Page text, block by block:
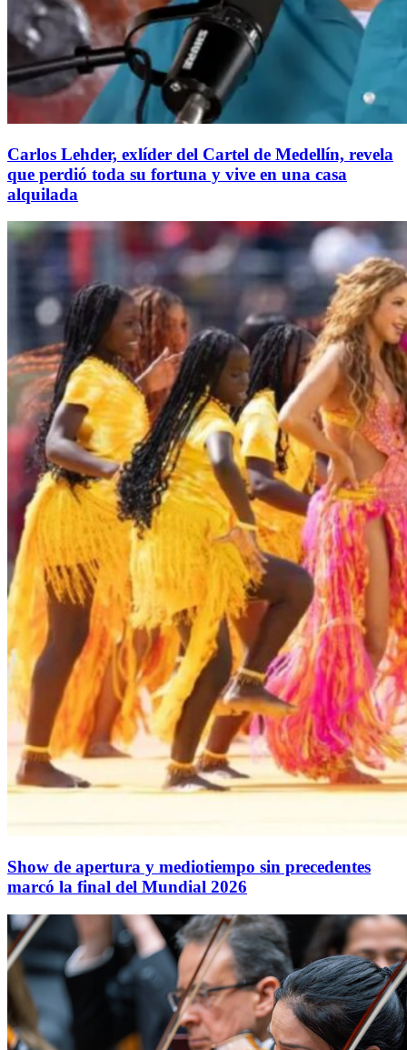
Carlos Lehder, exlíder del Cartel de Medellín, revela
que perdió toda su fortuna y vive en una casa
alquilada
Show de apertura y mediotiempo sin precedentes
marcó la final del Mundial 2026